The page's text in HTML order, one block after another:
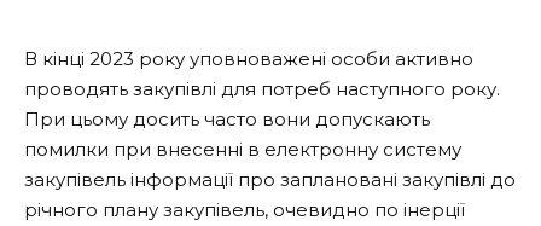
В кінці 2023 року уповноважені особи активно
проводять закупівлі для потреб наступного року.
При цьому досить часто вони допускають
помилки при внесенні в електронну систему
закупівель інформації про заплановані закупівлі до
річного плану закупівель, очевидно по інерції